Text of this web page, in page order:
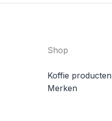
Shop
Koffie producten
Merken